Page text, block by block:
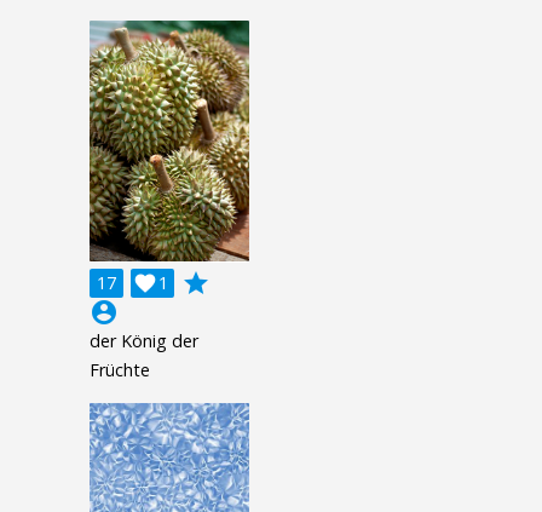
17 1

grade
account_circle
der König der
Früchte